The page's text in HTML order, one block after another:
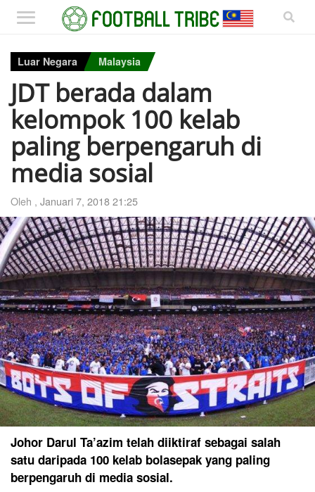
Luar Negara Malaysia
JDT berada dalam
kelompok 100 kelab
paling berpengaruh di
media sosial
Oleh , Januari 7, 2018 21:25
Johor Darul Ta’azim telah diiktiraf sebagai salah
satu daripada 100 kelab bolasepak yang paling
berpengaruh di media sosial.